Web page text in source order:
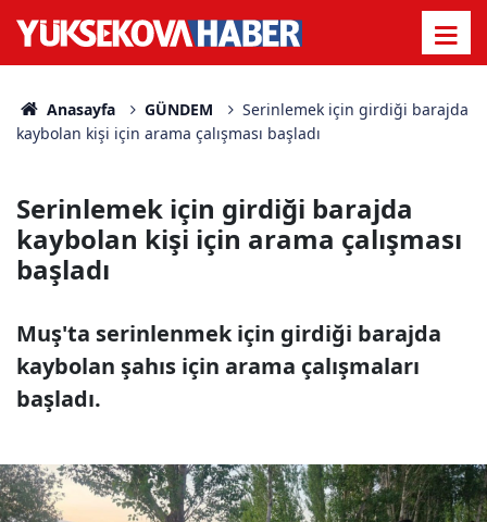
Anasayfa GÜNDEM
Serinlemek için girdiği barajda
kaybolan kişi için arama çalışması başladı
Serinlemek için girdiği barajda
kaybolan kişi için arama çalışması
başladı
Muş'ta serinlenmek için girdiği barajda
kaybolan şahıs için arama çalışmaları
başladı.